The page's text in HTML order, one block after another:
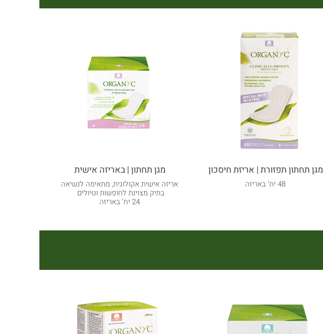
מגן תחתון תפזורת | אריזת חיסכון
48 יח' באריזה
מגן תחתון | באריזה אישית
אריזה אישית אקולוגית, מתאימה לנשיאה
בתיק מצוינת לחופשות וטיולים
24 יח' באריזה